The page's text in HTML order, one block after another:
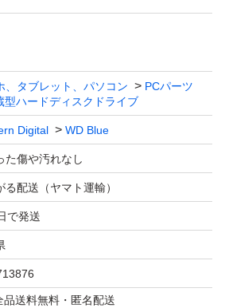
ご購入お願いします。
ボール発送
き：精密機器、天地無用）
、タブレット、パソコン
PCパーツ
型ハードディスクドライブ
Digital WD Blue
た傷や汚れなし
る配送（ヤマト運輸）
で発送
送料無料・匿名配送